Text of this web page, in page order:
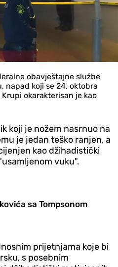
obavještajne službe
napad koji se 24. oktobra
okarakterisan je kao
koji je nožem nasrnuo na
je jedan teško ranjen, a
kao džihadistički
vuku".
sa Tompsonom
prijetnjama koje bi
s posebnim